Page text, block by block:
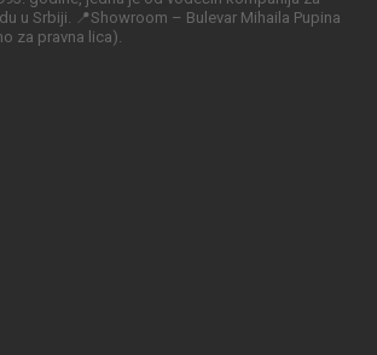
u Srbiji.
📍Showroom – Bulevar Mihaila Pupina
za pravna lica).